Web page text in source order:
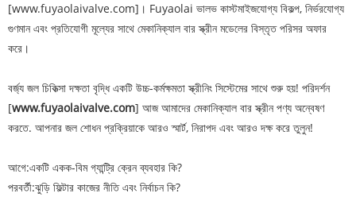
[www.fuyaolaivalve.com]। Fuyaolai ভালভ কাস্টমাইজযোগ্য বিকল্প, নির্ভরযোগ্য
গুণমান এবং প্রতিযোগী মূল্যের সাথে মেকানিক্যাল বার স্ক্রীন মডেলের বিস্তৃত পরিসর অফার
করে।
বর্জ্য জল চিকিত্সা দক্ষতা বৃদ্ধি একটি উচ্চ-কর্মক্ষমতা স্ক্রীনিং সিস্টেমের সাথে শুরু হয়! পরিদর্শন
[www.fuyaolaivalve.com] আজ আমাদের মেকানিক্যাল বার স্ক্রীন পণ্য অন্বেষণ
করতে. আপনার জল শোধন প্রক্রিয়াকে আরও স্মার্ট, নিরাপদ এবং আরও দক্ষ করে তুলুন!
আগে:একটি একক-বিম গ্যান্ট্রি ক্রেন ব্যবহার কি?
পরবর্তী:ঝুড়ি ফিল্টার কাজের নীতি এবং নির্বাচন কি?